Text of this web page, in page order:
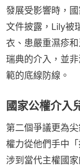
發展受影響時，
文件披露，Lily被
衣、患嚴重濕疹
瑞典的介入，並
範的底線防線。
國家公權介入
第二個爭議更為
權力從他們手中
涉到當代主權國